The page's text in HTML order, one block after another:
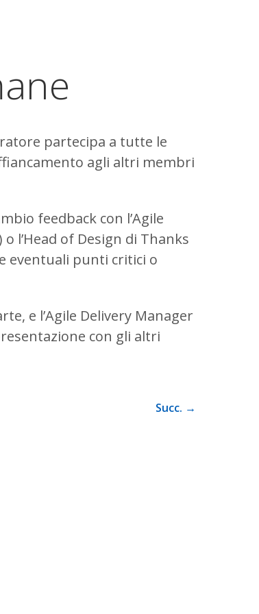
partecipa a tutte le
agli altri membri
feedback con l’Agile
l’Head of Design di Thanks
eventuali punti critici o
e l’Agile Delivery Manager
con gli altri
Succ. →